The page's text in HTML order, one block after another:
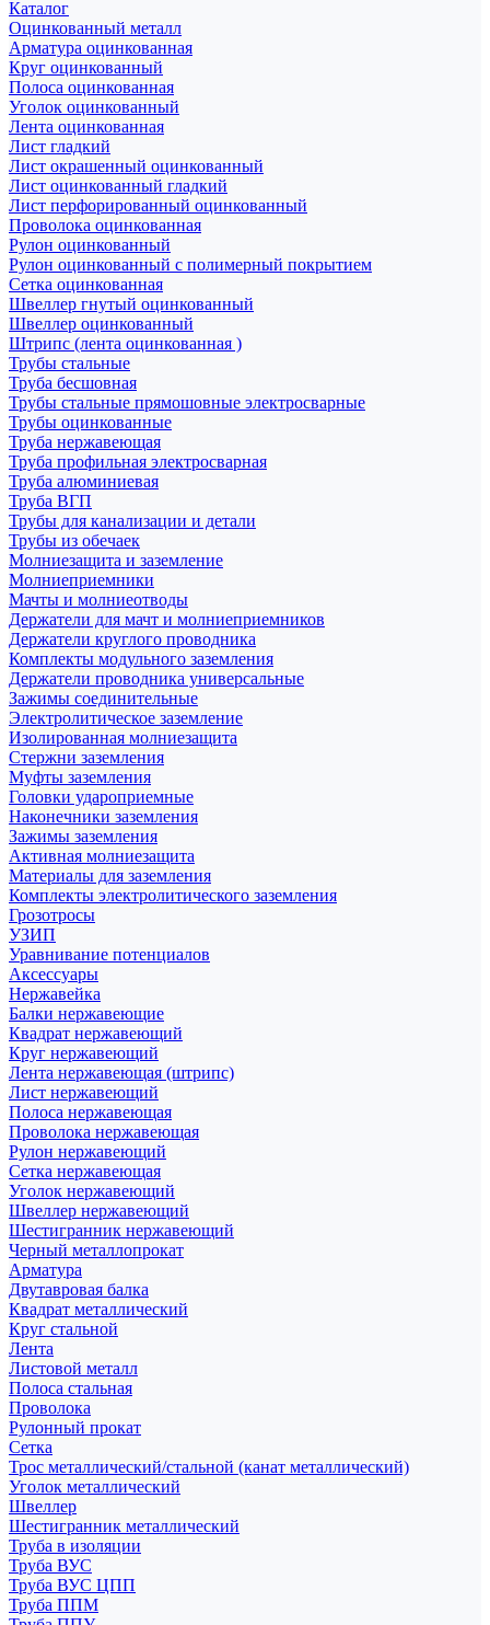
Каталог
Оцинкованный металл
Арматура оцинкованная
Круг оцинкованный
Полоса оцинкованная
Уголок оцинкованный
Лента оцинкованная
Лист гладкий
Лист окрашенный оцинкованный
Лист оцинкованный гладкий
Лист перфорированный оцинкованный
Проволока оцинкованная
Рулон оцинкованный
Рулон оцинкованный с полимерный покрытием
Сетка оцинкованная
Швеллер гнутый оцинкованный
Швеллер оцинкованный
Штрипс (лента оцинкованная )
Трубы стальные
Труба бесшовная
Трубы стальные прямошовные электросварные
Трубы оцинкованные
Труба нержавеющая
Труба профильная электросварная
Труба алюминиевая
Труба ВГП
Трубы для канализации и детали
Трубы из обечаек
Молниезащита и заземление
Молниеприемники
Мачты и молниеотводы
Держатели для мачт и молниеприемников
Держатели круглого проводника
Комплекты модульного заземления
Держатели проводника универсальные
Зажимы соединительные
Электролитическое заземление
Изолированная молниезащита
Стержни заземления
Муфты заземления
Головки удароприемные
Наконечники заземления
Зажимы заземления
Активная молниезащита
Материалы для заземления
Комплекты электролитического заземления
Грозотросы
УЗИП
Уравнивание потенциалов
Аксессуары
Нержавейка
Балки нержавеющие
Квадрат нержавеющий
Круг нержавеющий
Лента нержавеющая (штрипс)
Лист нержавеющий
Полоса нержавеющая
Проволока нержавеющая
Рулон нержавеющий
Сетка нержавеющая
Уголок нержавеющий
Швеллер нержавеющий
Шестигранник нержавеющий
Черный металлопрокат
Арматура
Двутавровая балка
Квадрат металлический
Круг стальной
Лента
Листовой металл
Полоса стальная
Проволока
Рулонный прокат
Сетка
Трос металлический/стальной (канат металлический)
Уголок металлический
Швеллер
Шестигранник металлический
Труба в изоляции
Труба ВУС
Труба ВУС ЦПП
Труба ППМ